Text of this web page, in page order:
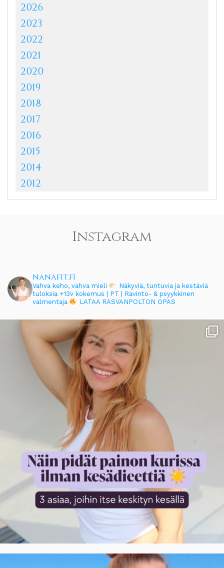
2026
2023
2022
2021
2020
2019
2018
2017
2016
2015
2014
2012
Instagram
nanafit.fi
Vahva keho, vahva mieli
Näkyviä, tuntuvia ja kestäviä
tuloksia +13v kokemus | PT | Ravinto- & psyykkinen
valmentaja
LATAA RASVANPOLTON OPAS